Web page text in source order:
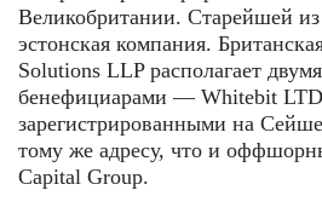
Великобритании. Старейшей из
эстонская компания.
Solutions LLP располагает
бенефициарами — Whitebit
зарегистрированными на
тому же адресу, что и
Capital Group.